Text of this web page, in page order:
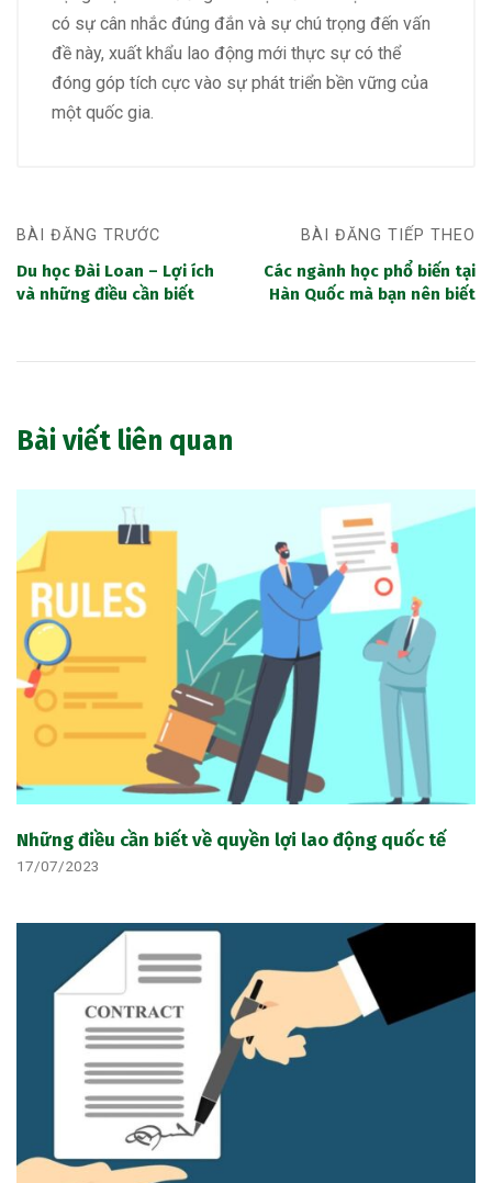
có sự cân nhắc đúng đắn và sự chú trọng đến vấn
đề này, xuất khẩu lao động mới thực sự có thể
đóng góp tích cực vào sự phát triển bền vững của
một quốc gia.
BÀI ĐĂNG TRƯỚC
Du học Đài Loan – Lợi ích
và những điều cần biết
BÀI ĐĂNG TIẾP THEO
Các ngành học phổ biến tại
Hàn Quốc mà bạn nên biết
Bài viết liên quan
Những điều cần biết về quyền lợi lao động quốc tế
17/07/2023